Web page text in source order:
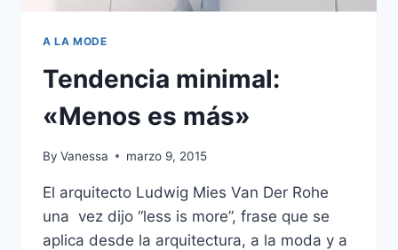
A LA MODE
Tendencia minimal:
«Menos es más»
By Vanessa marzo 9, 2015
El arquitecto Ludwig Mies Van Der Rohe
una vez dijo “less is more”, frase que se
aplica desde la arquitectura, a la moda y a